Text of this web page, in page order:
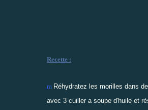
Recette :
m Réhydratez les morilles dans
avec 3 cuiller a soupe d'huile et